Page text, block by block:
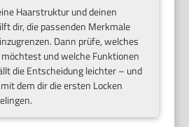
Haarstruktur und deinen
dir, die passenden Merkmale
Dann prüfe, welches
und welche Funktionen
die Entscheidung leichter – und
dem dir die ersten Locken